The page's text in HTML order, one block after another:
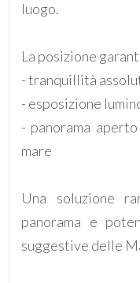
luogo.
La posizione
- tranquillità
- esposizione
- panorama
mare
Una soluzione
panorama e
suggestive delle
2
5+